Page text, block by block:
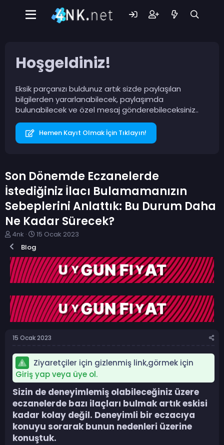
Hoşgeldiniz!
Eksik parçanızı buldunuz artık sizde paylaşılan
bilgilerden yararlanabilecek, paylaşımda
bulunabilecek ve özel mesaj gönderebileceksiniz..
Hemen Kayıt Olmak İçin Tıklayın!
Son Dönemde Eczanelerde
İstediğiniz İlacı Bulamamanızın
Sebeplerini Anlattık: Bu Durum Daha
Ne Kadar Sürecek?
K
o
n
b
u
y
b
a
ş
l
t
4nk
B
l
a
n
ı
ç
t
a
i
i
15 Ocak 2023
Blog
15 Ocak 2023
Ziyaretçiler için gizlenmiş link,görmek için
Giriş yap veya üye ol.
Sizin de deneyimlemiş olabileceğiniz üzere
eczanelerde bazı ilaçları bulmak artık eskisi
kadar kolay değil. Deneyimli bir eczacıya
konuyu sorarak bunun nedenleri üzerine
konuştuk.​